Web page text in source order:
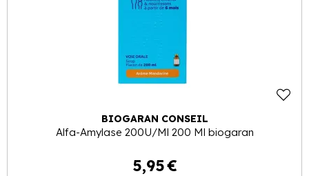
BIOGARAN CONSEIL
Alfa-Amylase 200U/Ml 200 Ml biogaran
5,95€